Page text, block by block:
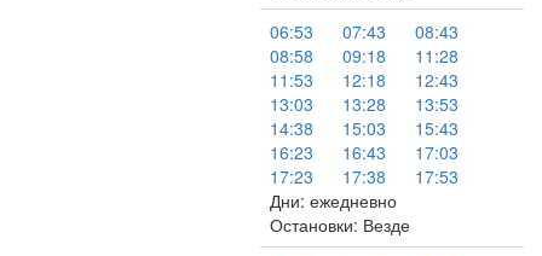
06:53
07:43
08:43
08:58
09:18
11:28
11:53
12:18
12:43
13:03
13:28
13:53
14:38
15:03
15:43
16:23
16:43
17:03
17:23
17:38
17:53
Дни: ежедневно
Остановки: Везде